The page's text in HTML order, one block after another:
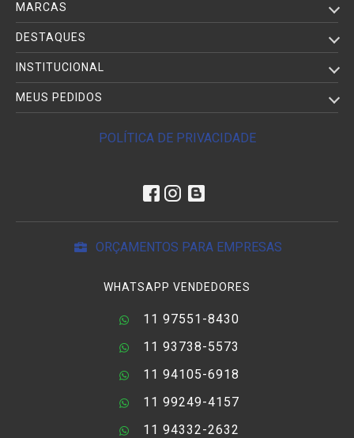
MARCAS
DESTAQUES
INSTITUCIONAL
MEUS PEDIDOS
POLÍTICA DE PRIVACIDADE
ORÇAMENTOS PARA EMPRESAS
WHATSAPP VENDEDORES
11 97551-8430
11 93738-5573
11 94105-6918
11 99249-4157
11 94332-2632